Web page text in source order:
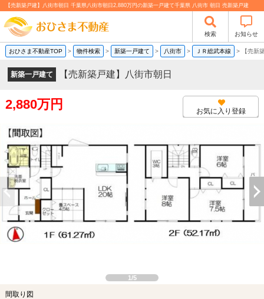
【売新築戸建】八街市朝日 千葉県八街市朝日2,880万円の新築一戸建て千葉県 八街市 朝日 売新築戸建
検索 お知らせ
おひさま不動産TOP > 物件検索 > 新築一戸建て > 八街市 > ＪＲ総武本線 > 【売新
新築一戸建て 【売新築戸建】八街市朝日
2,880万円 お気に入り登録
1/5
間取り図